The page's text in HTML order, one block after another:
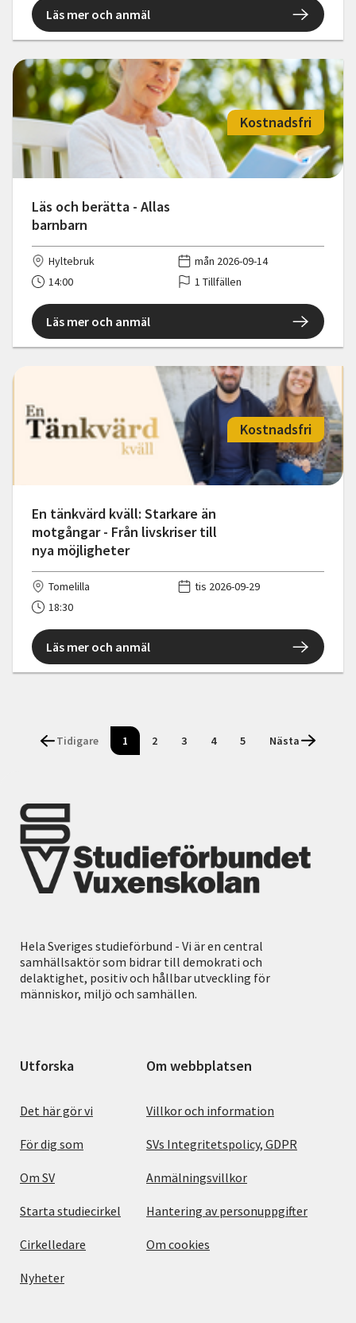
Läs mer och anmäl
Läs och berätta - Allas
barnbarn
Kostnadsfri
Hyltebruk
mån 2026-09-14
14:00
1 Tillfällen
Läs mer och anmäl
En tänkvärd kväll: Starkare än
motgångar - Från livskriser till
nya möjligheter
Kostnadsfri
Tomelilla
tis 2026-09-29
18:30
Läs mer och anmäl
Tidigare 1 2 3 4 5 Nästa
Hela Sveriges studieförbund - Vi är en central
samhällsaktör som bidrar till demokrati och
delaktighet, positiv och hållbar utveckling för
människor, miljö och samhällen.
Utforska
Det här gör vi
För dig som
Om SV
Starta studiecirkel
Cirkelledare
Nyheter
Om webbplatsen
Villkor och information
SVs Integritetspolicy, GDPR
Anmälningsvillkor
Hantering av personuppgifter
Om cookies